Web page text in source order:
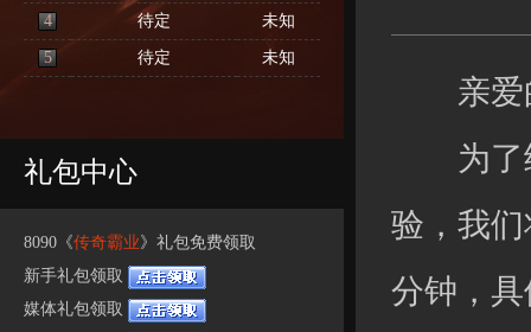
4 待定 未知
5 待定 未知
礼包中心
8090《传奇霸业》礼包免费领取
新手礼包领取
媒体礼包领取
亲爱
为了给
验，我
分钟，